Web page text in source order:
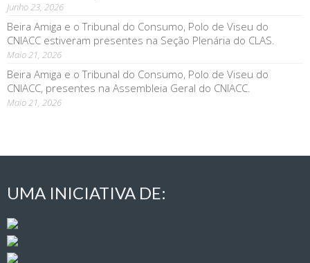
Junho 23, 2026
Beira Amiga e o Tribunal do Consumo, Polo de Viseu do
CNIACC estiveram presentes na Seção Plenária do CLAS.
Maio 21, 2026
Beira Amiga e o Tribunal do Consumo, Polo de Viseu do
CNIACC, presentes na Assembleia Geral do CNIACC.
Maio 21, 2026
UMA INICIATIVA DE: